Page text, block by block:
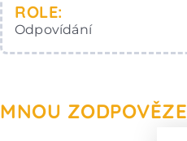
ROLE:
Odpovídání
MNOU